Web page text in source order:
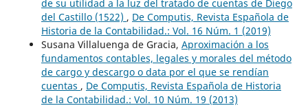
de su utilidad a la luz del tratado de cuentas de Diego
del Castillo (1522) , De Computis, Revista Española de
Historia de la Contabilidad.: Vol. 16 Núm. 1 (2019)
Susana Villaluenga de Gracia, Aproximación a los
fundamentos contables, legales y morales del método
de cargo y descargo o data por el que se rendían
cuentas , De Computis, Revista Española de Historia
de la Contabilidad.: Vol. 10 Núm. 19 (2013)